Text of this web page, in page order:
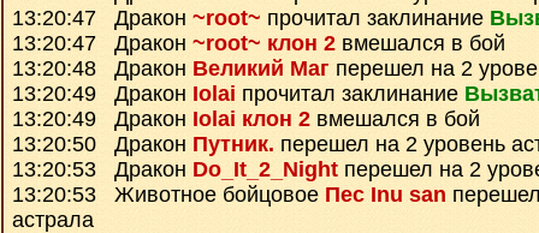
13:20:47 Дракон ~root~ прочитал заклинание
13:20:47 Дракон ~root~ клон 2 вмешался в бой
13:20:48 Дракон Великий Маг перешел на 2
13:20:49 Дракон Iolai прочитал заклинание
13:20:49 Дракон Iolai клон 2 вмешался в бой
13:20:50 Дракон Путник. перешел на 2 уровень
13:20:53 Дракон Do_It_2_Night перешел на 2
13:20:53 Животное бойцовое Пес Inu san
астрала